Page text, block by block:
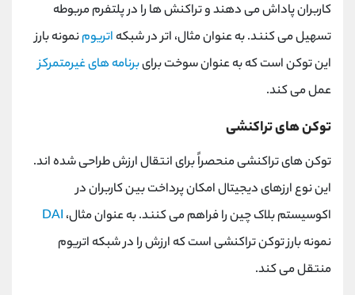
کاربران پاداش می دهند و تراکنش ها را در پلتفرم مربوطه
تسهیل می کنند. به عنوان مثال، اتر در شبکه اتریومنمونه بارز
این توکن است که به عنوان سوخت برایبرنامه های غیرمتمرکز
عمل می کند.
توکن های تراکنشی
توکن های تراکنشی منحصراً برای انتقال ارزش طراحی شده اند.
این نوع ارزهای دیجیتال امکان پرداخت بین کاربران در
اکوسیستم بلاک چین را فراهم می کنند. به عنوان مثال، DAI
نمونه بارز توکن تراکنشی است که ارزش را در شبکه اتریوم
منتقل می کند.